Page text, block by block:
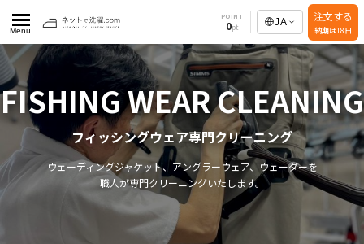
Menu
POINT
0 JA 注文する
納期は18日
FISHING WEAR CLEANING
フィッシングウェア専門クリーニング
ウェーディングジャケット、アングラーウェア、ウェーダーを
職人が専門クリーニングいたします。